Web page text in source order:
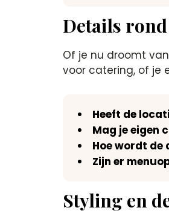
Details
Of je nu droomt
voor catering, of je
Heeft de
Mag je eigen
Hoe wordt de
Zijn er
Styling en